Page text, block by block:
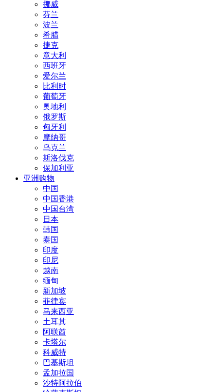
挪威
芬兰
波兰
希腊
捷克
意大利
西班牙
爱尔兰
比利时
葡萄牙
奥地利
俄罗斯
匈牙利
摩纳哥
乌克兰
斯洛伐克
保加利亚
亚洲购物
中国
中国香港
中国台湾
日本
韩国
泰国
印度
印尼
越南
缅甸
新加坡
菲律宾
马来西亚
土耳其
阿联酋
卡塔尔
科威特
巴基斯坦
孟加拉国
沙特阿拉伯